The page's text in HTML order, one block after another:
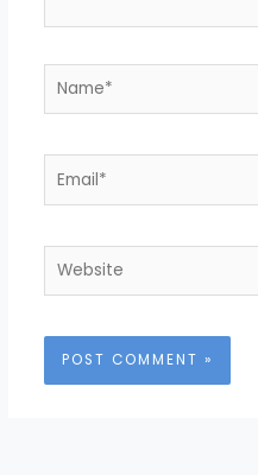
Name*
Email*
Website